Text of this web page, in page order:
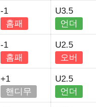
-1
홈패
U3.5
언더
-1
홈패
U2.5
오버
+1
핸디무
U2.5
언더